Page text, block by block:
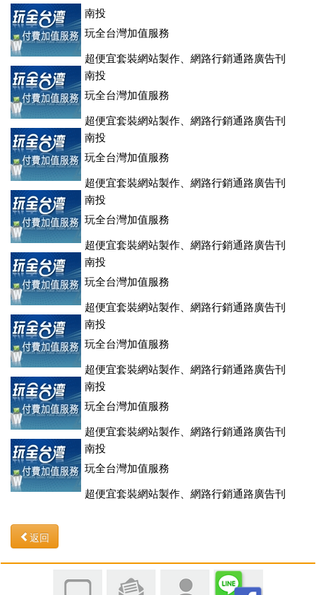
登、訂房系統、客房委託旅行社銷售，全面優惠中....
南投
玩全台灣加值服務
超便宜套裝網站製作、網路行銷通路廣告刊
登、訂房系統、客房委託旅行社銷售，全面優惠中....
南投
玩全台灣加值服務
超便宜套裝網站製作、網路行銷通路廣告刊
登、訂房系統、客房委託旅行社銷售，全面優惠中....
南投
玩全台灣加值服務
超便宜套裝網站製作、網路行銷通路廣告刊
登、訂房系統、客房委託旅行社銷售，全面優惠中....
南投
玩全台灣加值服務
超便宜套裝網站製作、網路行銷通路廣告刊
登、訂房系統、客房委託旅行社銷售，全面優惠中....
南投
玩全台灣加值服務
超便宜套裝網站製作、網路行銷通路廣告刊
登、訂房系統、客房委託旅行社銷售，全面優惠中....
南投
玩全台灣加值服務
超便宜套裝網站製作、網路行銷通路廣告刊
登、訂房系統、客房委託旅行社銷售，全面優惠中....
南投
玩全台灣加值服務
超便宜套裝網站製作、網路行銷通路廣告刊
登、訂房系統、客房委託旅行社銷售，全面優惠中....
南投
玩全台灣加值服務
超便宜套裝網站製作、網路行銷通路廣告刊
返回